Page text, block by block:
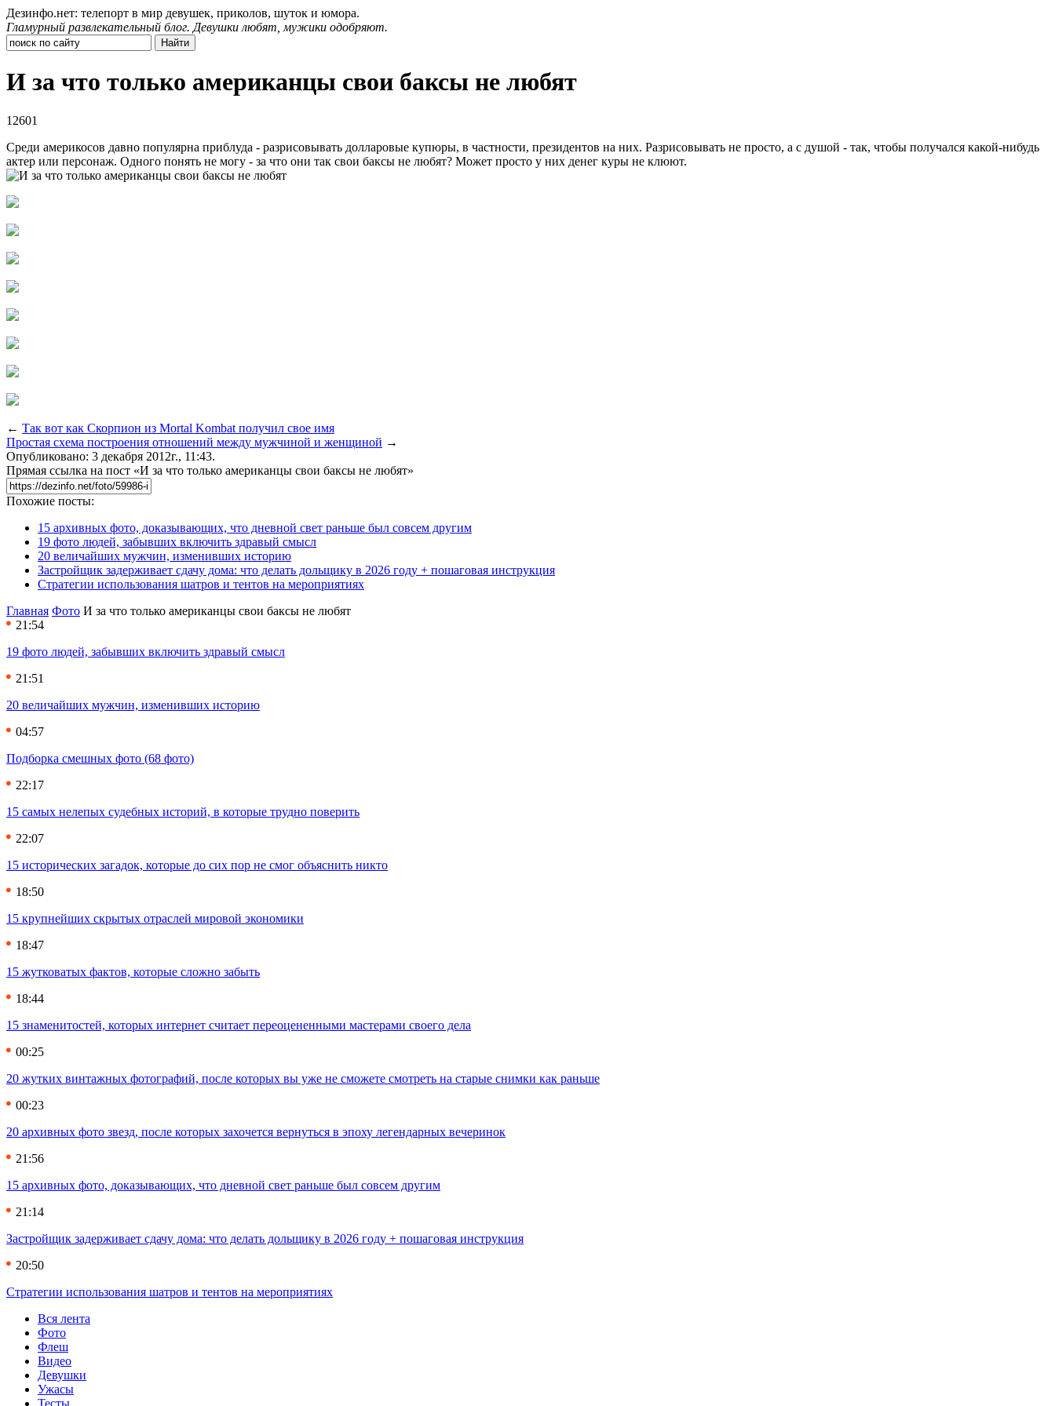
Дезинфо.нет: телепорт в мир девушек, приколов, шуток и юмора.
Гламурный развлекательный блог. Девушки любят, мужики одобряют.
И за что только американцы свои баксы не любят
12601
Среди америкосов давно популярна приблуда - разрисовывать долларовые купюры, в частности, президентов на них. Разрисовывать не просто, а с душой - так, чтобы получался какой-нибудь
актер или персонаж. Одного понять не могу - за что они так свои баксы не любят? Может просто у них денег куры не клюют.
← Так вот как Скорпион из Mortal Kombat получил свое имя
Простая схема построения отношений между мужчиной и женщиной →
Опубликовано: 3 декабря 2012г., 11:43.
Прямая ссылка на пост «И за что только американцы свои баксы не любят»
Похожие посты:
15 архивных фото, доказывающих, что дневной свет раньше был совсем другим
19 фото людей, забывших включить здравый смысл
20 величайших мужчин, изменивших историю
Застройщик задерживает сдачу дома: что делать дольщику в 2026 году + пошаговая инструкция
Стратегии использования шатров и тентов на мероприятиях
Главная Фото И за что только американцы свои баксы не любят
21:54
19 фото людей, забывших включить здравый смысл
21:51
20 величайших мужчин, изменивших историю
04:57
Подборка смешных фото (68 фото)
22:17
15 самых нелепых судебных историй, в которые трудно поверить
22:07
15 исторических загадок, которые до сих пор не смог объяснить никто
18:50
15 крупнейших скрытых отраслей мировой экономики
18:47
15 жутковатых фактов, которые сложно забыть
18:44
15 знаменитостей, которых интернет считает переоцененными мастерами своего дела
00:25
20 жутких винтажных фотографий, после которых вы уже не сможете смотреть на старые снимки как раньше
00:23
20 архивных фото звезд, после которых захочется вернуться в эпоху легендарных вечеринок
21:56
15 архивных фото, доказывающих, что дневной свет раньше был совсем другим
21:14
Застройщик задерживает сдачу дома: что делать дольщику в 2026 году + пошаговая инструкция
20:50
Стратегии использования шатров и тентов на мероприятиях
Вся лента
Фото
Флеш
Видео
Девушки
Ужасы
Тесты